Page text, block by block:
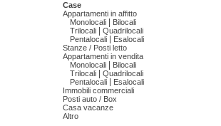
Case
Appartamenti in affitto
Monolocali
Bilocali
Trilocali
Quadrilocali
Pentalocali
Esalocali
Stanze / Posti letto
Appartamenti in vendita
Monolocali
Bilocali
Trilocali
Quadrilocali
Pentalocali
Esalocali
Immobili commerciali
Posti auto / Box
Casa vacanze
Altro